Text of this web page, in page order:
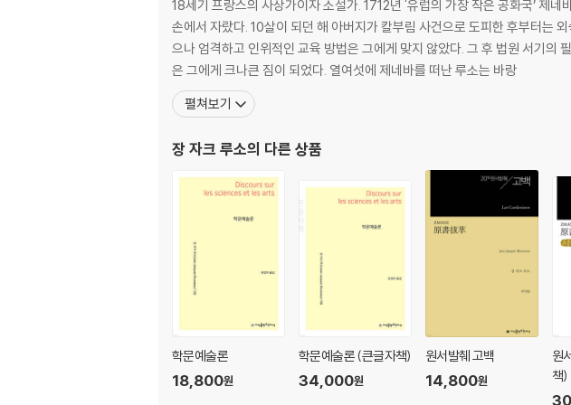
18세기 프랑스의 사상가이자 소설가. 1712년 '유럽의 가장 작은 공화국’ 제
손에서 자랐다. 10살이 되던 해 아버지가 칼부림 사건으로 도피한 후부터는
으나 엄격하고 인위적인 교육 방법은 그에게 맞지 않았다. 그 후 법원 서기의
은 그에게 크나큰 짐이 되었다. 열여섯에 제네바를 떠난 루소는 바랑
펼쳐보기
장 자크 루소의 다른 상품
학문예술론
18,800원
학문예술론 (큰글자책)
34,000원
원서발췌 고백
14,800원
원
책)